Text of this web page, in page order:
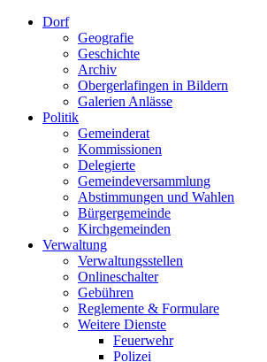
Dorf
Geografie
Geschichte
Archiv
Obergerlafingen in Bildern
Galerien Anlässe
Politik
Gemeinderat
Kommissionen
Delegierte
Gemeindeversammlung
Abstimmungen und Wahlen
Bürgergemeinde
Kirchgemeinden
Verwaltung
Verwaltungsstellen
Onlineschalter
Gebühren
Reglemente & Formulare
Weitere Dienste
Feuerwehr
Polizei